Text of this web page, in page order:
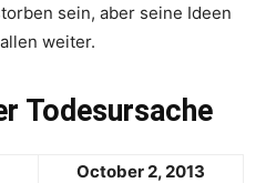
sein, aber seine Ideen
weiter.
Todesursache
October 2, 2013